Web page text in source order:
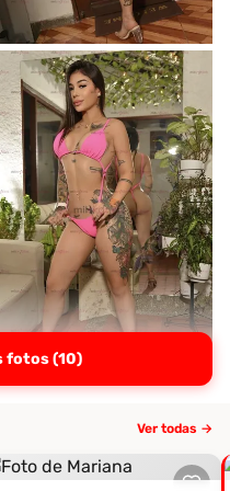
fotos (10)
Ver todas →